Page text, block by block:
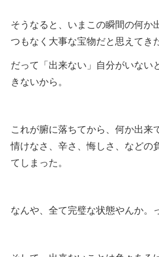
そうなると、いまこの瞬間の何か
つもなく大事な宝物だと思えてきた
だって「出来ない」自分がいない
きないから。
これが腑に落ちてから、何か出来
情けなさ、辛さ、悔しさ、などの
てしまった。
なんや、全て完璧な状態やんか。